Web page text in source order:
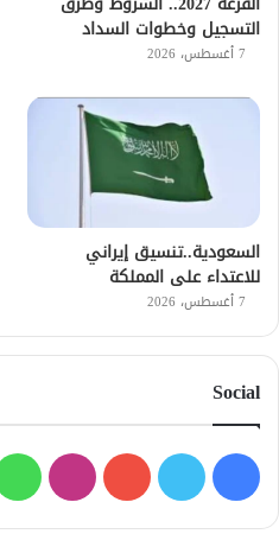
التسجيل وخطوات السداد
7 أغسطس، 2026
السعودية..تنسيق إيراني
للاعتداء على المملكة
7 أغسطس، 2026
Social
فيسبوك
تويتر يوتيوب